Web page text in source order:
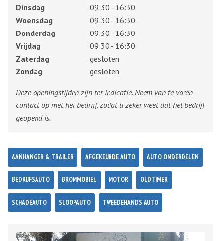
Dinsdag
09:30 - 16:30
Woensdag
09:30 - 16:30
Donderdag
09:30 - 16:30
Vrijdag
09:30 - 16:30
Zaterdag
gesloten
Zondag
gesloten
Deze openingstijden zijn ter indicatie. Neem van te voren
contact op met het bedrijf, zodat u zeker weet dat het bedrijf
geopend is.
AANHANGER & TRAILER AFGEKEURDE AUTO AUTO ONDERDELEN
BEDRIJFSAUTO BROMMOBIEL MOTOR OLDTIMER
SCHADEAUTO SLOOPAUTO TWEEDEHANDS AUTO